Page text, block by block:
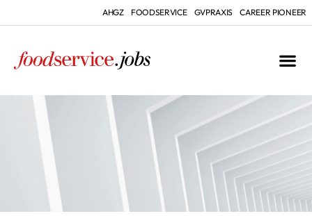
AHGZ FOODSERVICE GVPRAXIS CAREER PIONEER